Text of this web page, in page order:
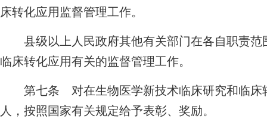
床转化应用监督管理工作。
县级以上人民政府其他有关部门在各自职责范
临床转化应用有关的监督管理工作。
第七条 对在生物医学新技术临床研究和临床
人，按照国家有关规定给予表彰、奖励。